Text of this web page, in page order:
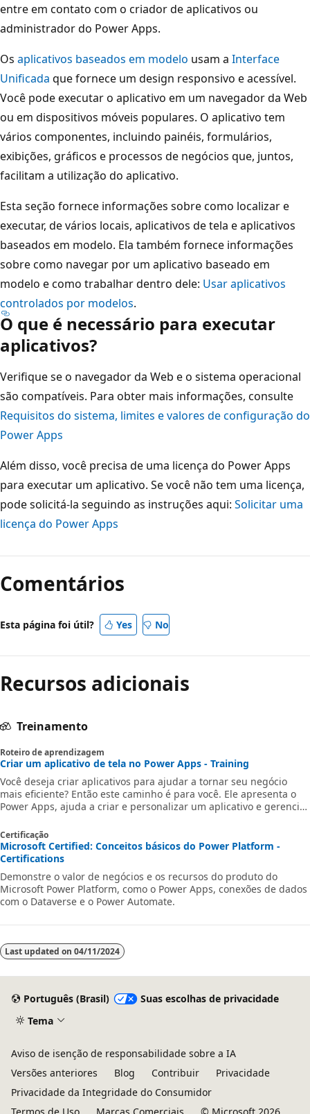
entre em contato com o criador de aplicativos ou
administrador do Power Apps.
Os aplicativos baseados em modelo usam a Interface
Unificada que fornece um design responsivo e acessível.
Você pode executar o aplicativo em um navegador da Web
ou em dispositivos móveis populares. O aplicativo tem
vários componentes, incluindo painéis, formulários,
exibições, gráficos e processos de negócios que, juntos,
facilitam a utilização do aplicativo.
Esta seção fornece informações sobre como localizar e
executar, de vários locais, aplicativos de tela e aplicativos
baseados em modelo. Ela também fornece informações
sobre como navegar por um aplicativo baseado em
modelo e como trabalhar dentro dele: Usar aplicativos
controlados por modelos.
O que é necessário para executar
aplicativos?
Verifique se o navegador da Web e o sistema operacional
são compatíveis. Para obter mais informações, consulte
Requisitos do sistema, limites e valores de configuração do
Power Apps
Além disso, você precisa de uma licença do Power Apps
para executar um aplicativo. Se você não tem uma licença,
pode solicitá-la seguindo as instruções aqui: Solicitar uma
licença do Power Apps
de
leitura
Comentários
Esta página foi útil? Yes No
Recursos adicionais
Treinamento
Roteiro de aprendizagem
Criar um aplicativo de tela no Power Apps - Training
Você deseja criar aplicativos para ajudar a tornar seu negócio
mais eficiente? Então este caminho é para você. Ele apresenta o
Power Apps, ajuda a criar e personalizar um aplicativo e gerenciá-
Certificação
Microsoft Certified: Conceitos básicos do Power Platform -
Certifications
Demonstre o valor de negócios e os recursos do produto do
Microsoft Power Platform, como o Power Apps, conexões de dados
com o Dataverse e o Power Automate.
Last updated on 04/11/2024
Português (Brasil)
Suas escolhas de privacidade
Tema
Aviso de isenção de responsabilidade sobre a IA
Versões anteriores
Blog Contribuir
Privacidade
Privacidade da Integridade do Consumidor